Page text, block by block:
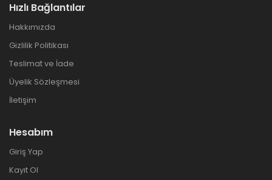
Hızlı Bağlantılar
Hakkımızda
Gizlilik Politikası
Teslimat ve İade
Üyelik Sözleşmesi
İletişim
Hesabım
Giriş Yap
Kayıt Ol